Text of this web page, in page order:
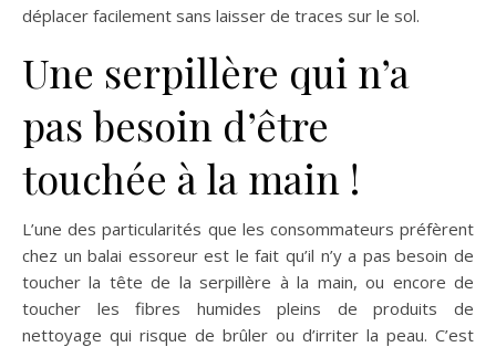
déplacer facilement sans laisser de traces sur le sol.
Une serpillère qui n’a
pas besoin d’être
touchée à la main !
L’une des particularités que les consommateurs préfèrent
chez un balai essoreur est le fait qu’il n’y a pas besoin de
toucher la tête de la serpillère à la main, ou encore de
toucher les fibres humides pleins de produits de
nettoyage qui risque de brûler ou d’irriter la peau. C’est